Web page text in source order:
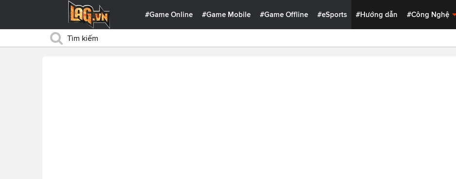
#Game Online #Game Mobile #Game Offline #eSports #Hướng dẫn #Công Nghệ